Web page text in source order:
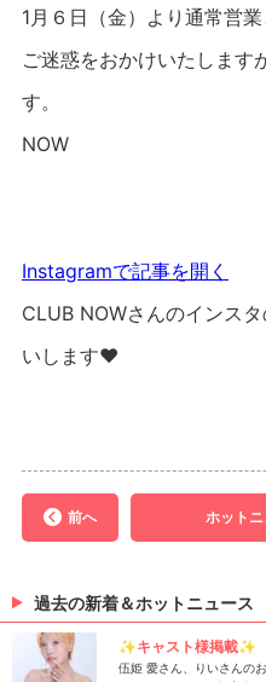
1月６日（金）より通常営業
ご迷惑をおかけいたします
す。
NOW
Instagramで記事を開く
CLUB NOWさんのインス
いします❤︎
前へ ホット
過去の新着＆ホットニュース
✨キャスト様掲載✨
伍姫 愛さん、りいさんの